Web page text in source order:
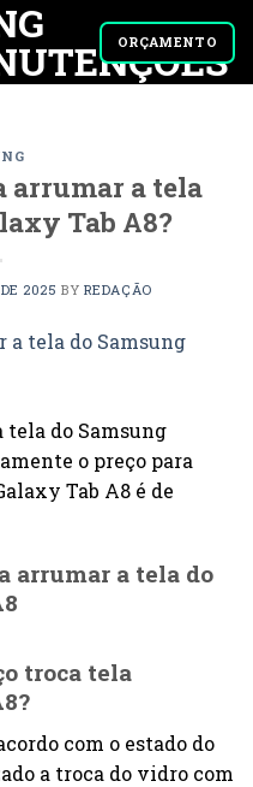
ORÇAMENTO
arrumar a tela
Tab A8?
2025 BY REDAÇÃO
tela do Samsung
o preço para
Tab A8 é de
arrumar a tela do
troca tela
com o estado do
a troca do vidro com